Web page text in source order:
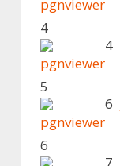
4
4
5
6
6